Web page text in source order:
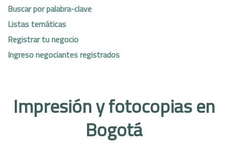
Buscar por palabra-clave
Listas temáticas
Registrar tu negocio
Ingreso negociantes registrados
Impresión y fotocopias en
Bogotá